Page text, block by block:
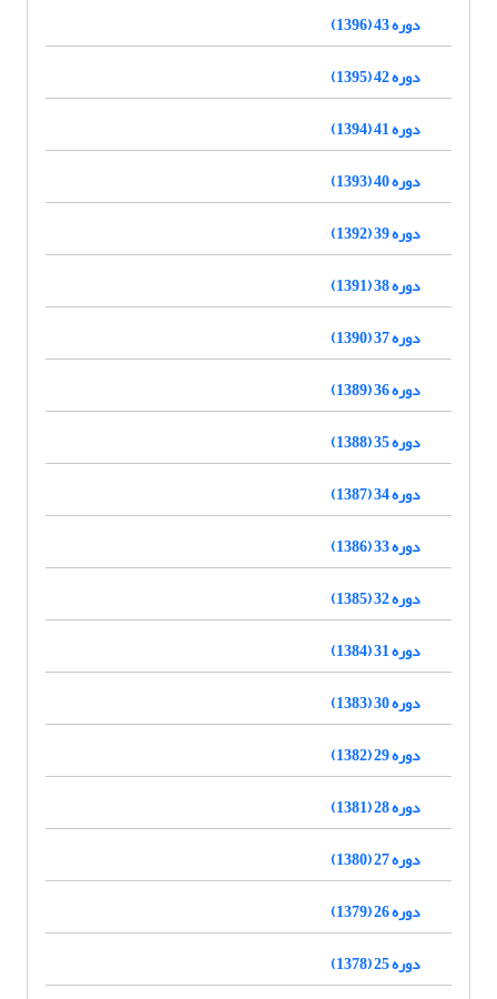
دوره 43 (1396)
دوره 42 (1395)
دوره 41 (1394)
دوره 40 (1393)
دوره 39 (1392)
دوره 38 (1391)
دوره 37 (1390)
دوره 36 (1389)
دوره 35 (1388)
دوره 34 (1387)
دوره 33 (1386)
دوره 32 (1385)
دوره 31 (1384)
دوره 30 (1383)
دوره 29 (1382)
دوره 28 (1381)
دوره 27 (1380)
دوره 26 (1379)
دوره 25 (1378)